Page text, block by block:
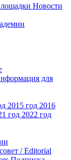
Новости
для
2015 год 2016
год 2022 год
/ Editorial